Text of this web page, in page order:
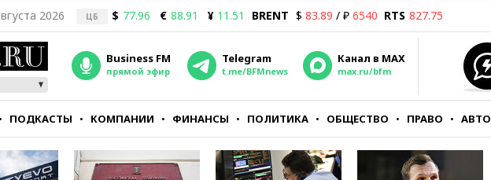
2026 ЦБ $ 77.96 € 88.91 ¥ 11.51 BRENT $ 83.89 / ₽ 6540 RTS 827.75
Business FM
прямой эфир
Telegram
t.me/BFMnews
Канал в MAX
max.ru/bfm
ПОДКАСТЫ КОМПАНИИ ФИНАНСЫ ПОЛИТИКА ОБЩЕСТВО ПРАВО АВТО